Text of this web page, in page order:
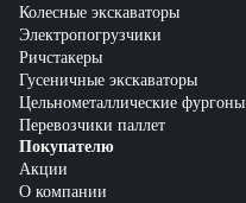
Колесные экскаваторы
Электропогрузчики
Ричстакеры
Гусеничные экскаваторы
Цельнометаллические фургоны
Перевозчики паллет
Покупателю
Акции
О компании